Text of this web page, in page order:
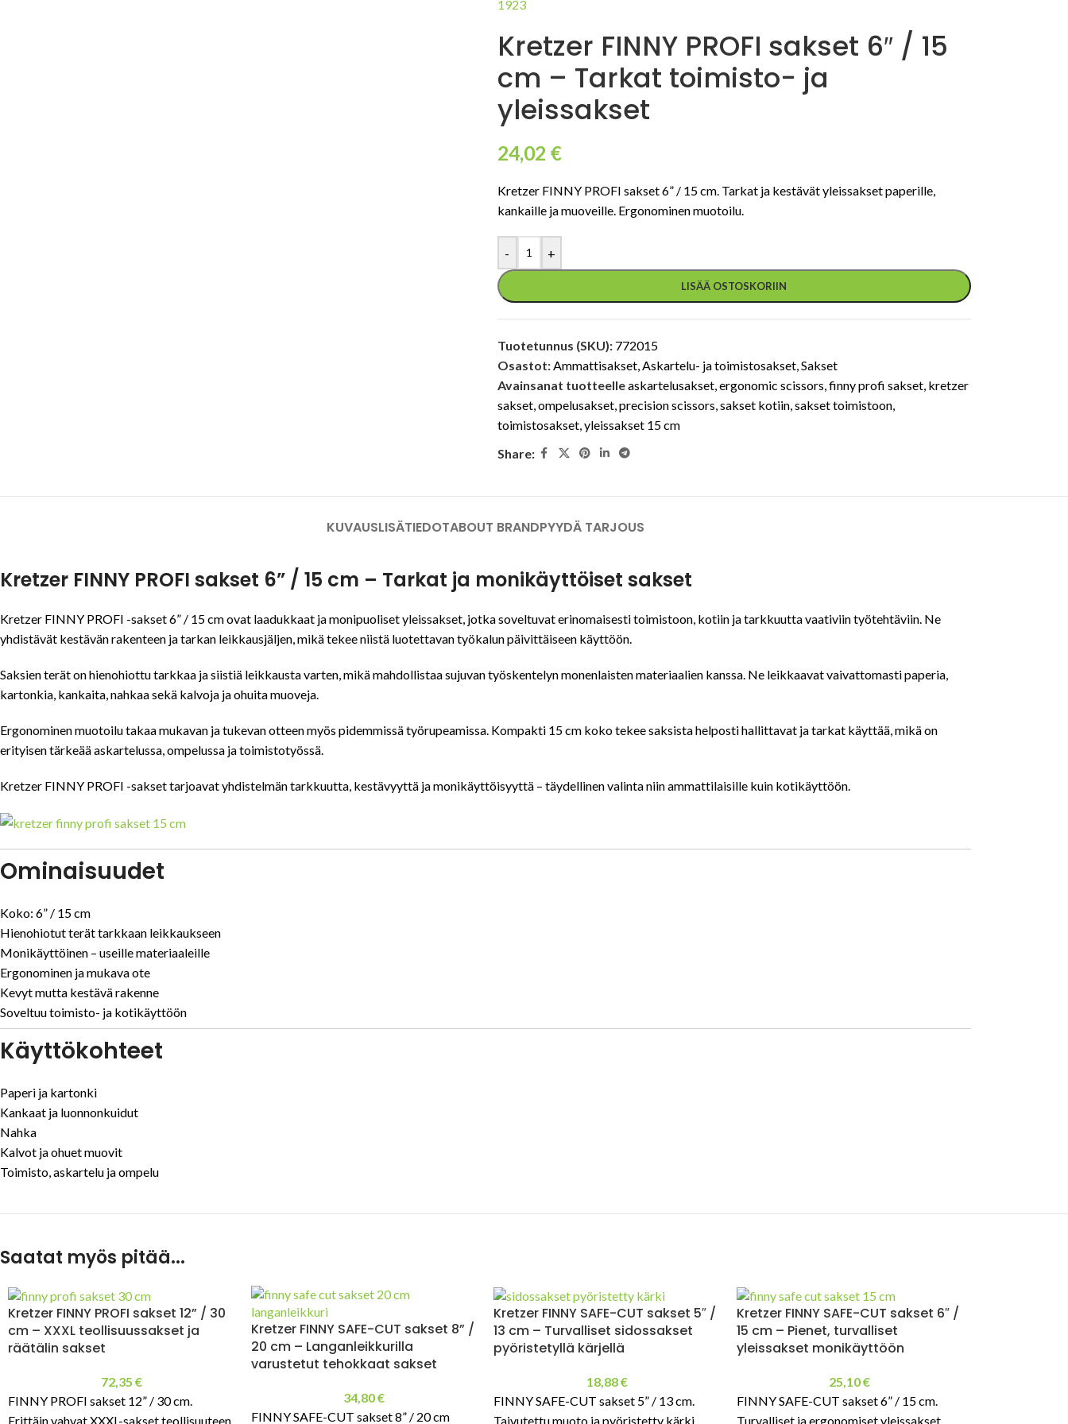
Kretzer FINNY PROFI sakset 6″ / 15
cm – Tarkat toimisto- ja
yleissakset
24,02 €
Kretzer FINNY PROFI sakset 6” / 15 cm. Tarkat ja kestävät yleissakset paperille,
kankaille ja muoveille. Ergonominen muotoilu.
- +
LISÄÄ OSTOSKORIIN
Tuotetunnus (SKU): 772015
Osastot:Ammattisakset,Askartelu- ja toimistosakset,Sakset
Avainsanat tuotteelleaskartelusakset,ergonomic scissors,finny profi sakset, kretzer
sakset,ompelusakset,precision scissors,sakset kotiin,sakset toimistoon,
toimistosakset,yleissakset 15 cm
Share:
KUVAUSLISÄTIEDOTABOUT BRANDPYYDÄ TARJOUS
Kretzer FINNY PROFI sakset 6” / 15 cm – Tarkat ja monikäyttöiset sakset
Kretzer FINNY PROFI -sakset 6” / 15 cm ovat laadukkaat ja monipuoliset yleissakset, jotka soveltuvat erinomaisesti toimistoon, kotiin ja tarkkuutta vaativiin työtehtäviin. Ne
yhdistävät kestävän rakenteen ja tarkan leikkausjäljen, mikä tekee niistä luotettavan työkalun päivittäiseen käyttöön.
Saksien terät on hienohiottu tarkkaa ja siistiä leikkausta varten, mikä mahdollistaa sujuvan työskentelyn monenlaisten materiaalien kanssa. Ne leikkaavat vaivattomasti paperia,
kartonkia, kankaita, nahkaa sekä kalvoja ja ohuita muoveja.
Ergonominen muotoilu takaa mukavan ja tukevan otteen myös pidemmissä työrupeamissa. Kompakti 15 cm koko tekee saksista helposti hallittavat ja tarkat käyttää, mikä on
erityisen tärkeää askartelussa, ompelussa ja toimistotyössä.
Kretzer FINNY PROFI -sakset tarjoavat yhdistelmän tarkkuutta, kestävyyttä ja monikäyttöisyyttä – täydellinen valinta niin ammattilaisille kuin kotikäyttöön.
Ominaisuudet
Koko: 6” / 15 cm
Hienohiotut terät tarkkaan leikkaukseen
Monikäyttöinen – useille materiaaleille
Ergonominen ja mukava ote
Kevyt mutta kestävä rakenne
Soveltuu toimisto- ja kotikäyttöön
Käyttökohteet
Paperi ja kartonki
Kankaat ja luonnonkuidut
Nahka
Kalvot ja ohuet muovit
Toimisto, askartelu ja ompelu
Saatat myös pitää...
Kretzer FINNY PROFI sakset 12” / 30
cm – XXXL teollisuussakset ja
räätälin sakset
72,35 €
FINNY PROFI sakset 12” / 30 cm.
Erittäin vahvat XXXL-sakset teollisuuteen,
Kretzer FINNY SAFE-CUT sakset 8” /
20 cm – Langanleikkurilla
varustetut tehokkaat sakset
34,80€
FINNY SAFE-CUT sakset 8” / 20 cm
Kretzer FINNY SAFE-CUT sakset 5″ /
13 cm – Turvalliset sidossakset
pyöristetyllä kärjellä
18,88€
FINNY SAFE-CUT sakset 5” / 13 cm.
Taivutettu muoto ja pyöristetty kärki
Kretzer FINNY SAFE-CUT sakset 6″ /
15 cm – Pienet, turvalliset
yleissakset monikäyttöön
25,10€
FINNY SAFE-CUT sakset 6” / 15 cm.
Turvalliset ja ergonomiset yleissakset